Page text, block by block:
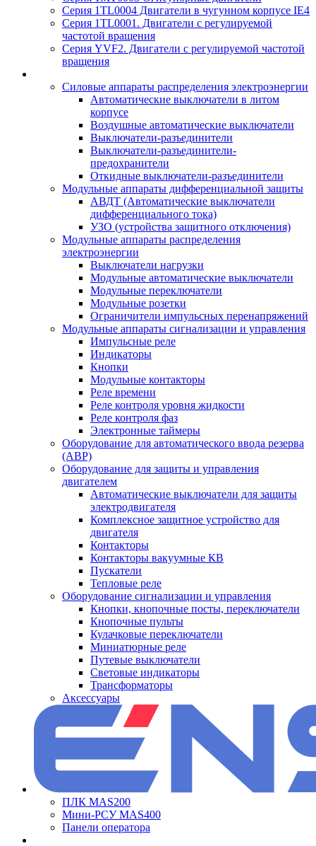
Серия 1TL0004 Двигатели в чугунном корпусе IE4
Серия 1TL0001. Двигатели с регулируемой
частотой вращения
Серия YVF2. Двигатели с регулируемой частотой
вращения
Силовые аппараты распределения электроэнергии
Автоматические выключатели в литом
корпусе
Воздушные автоматические выключатели
Выключатели-разъединители
Выключатели-разъединители-
предохранители
Откидные выключатели-разъединители
Модульные аппараты дифференциальной защиты
АВДТ (Автоматические выключатели
дифференциального тока)
УЗО (устройства защитного отключения)
Модульные аппараты распределения
электроэнергии
Выключатели нагрузки
Модульные автоматические выключатели
Модульные переключатели
Модульные розетки
Ограничители импульсных перенапряжений
Модульные аппараты сигнализации и управления
Импульсные реле
Индикаторы
Кнопки
Модульные контакторы
Реле времени
Реле контроля уровня жидкости
Реле контроля фаз
Электронные таймеры
Оборудование для автоматического ввода резерва
(АВР)
Оборудование для защиты и управления
двигателем
Автоматические выключатели для защиты
электродвигателя
Комплексное защитное устройство для
двигателя
Контакторы
Контакторы вакуумные КВ
Пускатели
Тепловые реле
Оборудование сигнализации и управления
Кнопки, кнопочные посты, переключатели
Кнопочные пульты
Кулачковые переключатели
Миниатюрные реле
Путевые выключатели
Световые индикаторы
Трансформаторы
Аксессуары
ПЛК MAS200
Мини-РСУ MAS400
Панели оператора